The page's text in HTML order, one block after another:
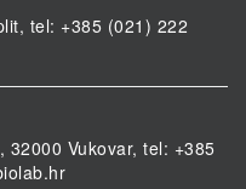
tel: +385 (021) 222
32000 Vukovar, tel: +385